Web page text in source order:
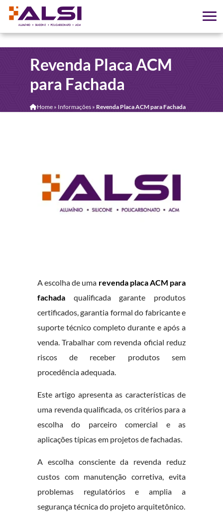
Revenda Placa ACM
para Fachada
Home» Informações » Revenda Placa ACM para Fachada
A escolha de uma revenda placa ACM para
fachadaqualificada garante produtos
certificados, garantia formal do fabricante e
suporte técnico completo durante e após a
venda. Trabalhar com revenda oficial reduz
riscos de receber produtos sem
procedência adequada.
Este artigo apresenta as características de
uma revenda qualificada, os critérios para a
escolha do parceiro comercial e as
aplicações típicas em projetos de fachadas.
A escolha consciente da revenda reduz
custos com manutenção corretiva, evita
problemas regulatórios e amplia a
segurança técnica do projeto arquitetônico.